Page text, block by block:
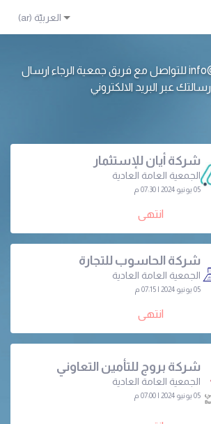
info@jameeah.com للتواصل مع فريق جمعية الرجاء ارسال
رسالتك عبر البريد الالكتروني
شركة أيان للإستثمار
الجمعية العامة العادية
05 يونيو 2024 | 07:30 م
انتهى
شركة الحاسوب للتجارة
الجمعية العامة العادية
05 يونيو 2024 | 07:15 م
انتهى
شركة بروج للتأمين التعاوني
الجمعية العامة العادية
05 يونيو 2024 | 07:00 م